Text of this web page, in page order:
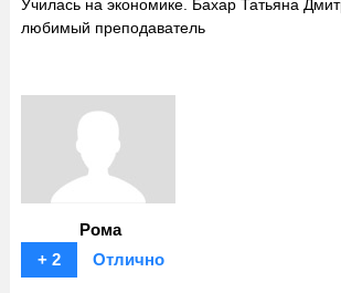
Училась на экономике. Бахар Татьяна
любимый преподаватель
Рома
+ 2
Отлично